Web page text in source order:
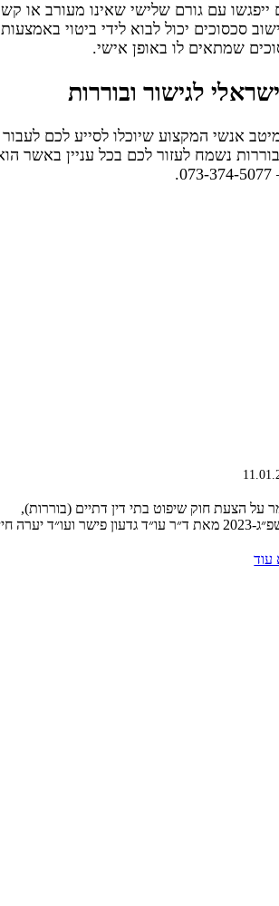
עם גורם שלישי שאינו מעורב או
סכסוכים יכול לבוא לידי ביטוי
שמתאים לו באופן אישי.
לגישור ובוררות
אנשי המקצוע שיוכלו לסייע לכם
נשמח לעזור לכם בכל עניין באשר
על הצעת חוק שיפוט בתי דין דתיים (בוררות),
פישר ועו״ד יערה חיימי
עוד